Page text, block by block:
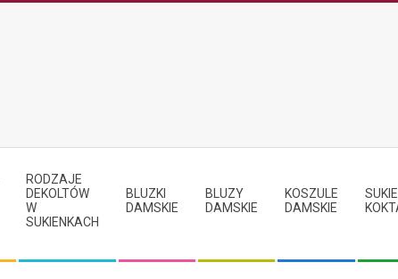
RODZAJE
DEKOLTÓW
W
SUKIENKACH
BLUZKI
DAMSKIE
BLUZY
DAMSKIE
KOSZULE
DAMSKIE